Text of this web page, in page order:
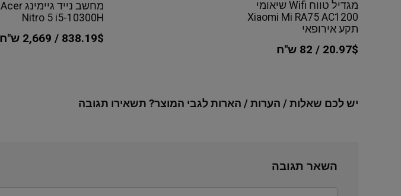
מגדיל טווח Wifi שיאומי
Xiaomi Mi RA75 AC1200
תקע אירופאי
20.97$ / 82 ש"ח
מחשב נייד גיימינג Acer
Nitro 5 i5-10300H
838.19$ / 2,669 ש"ח
יש לכם שאלות / הערות / הארות לגבי המוצר? תשאירו תגובה
השאר תגובה